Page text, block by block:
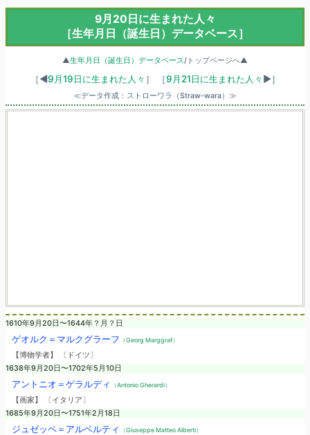
9月20日に生まれた人々
［生年月日（誕生日）データベース］
▲生年月日（誕生日）データベース/トップページへ▲
［◀9月19日に生まれた人々 ］ ［9月21日に生まれた人々 ▶］
≪データ作成：ストローワラ（Straw-wara）≫
1610年9月20日〜1644年？月？日
ゲオルク＝マルクグラーフ （Georg Marggraf）
【博物学者】 〔ドイツ〕
1638年9月20日〜1702年5月10日
アントニオ＝ゲラルディ （Antonio Gherardi）
【画家】 〔イタリア〕
1685年9月20日〜1751年2月18日
ジュゼッペ＝アルベルティ （Giuseppe Matteo Alberti）